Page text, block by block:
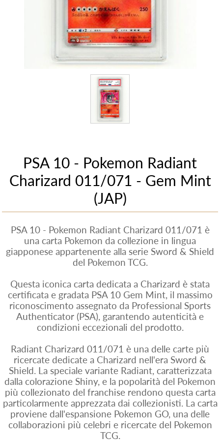
PSA 10 - Pokemon Radiant
Charizard 011/071 - Gem Mint
(JAP)
PSA 10 - Pokemon Radiant Charizard 011/071 è
una carta Pokemon da collezione in lingua
giapponese appartenente alla serie Sword & Shield
del Pokemon TCG.
Questa iconica carta dedicata a Charizard è stata
certificata e gradata PSA 10 Gem Mint, il massimo
riconoscimento assegnato da Professional Sports
Authenticator (PSA), garantendo autenticità e
condizioni eccezionali del prodotto.
Radiant Charizard 011/071 è una delle carte più
ricercate dedicate a Charizard nell'era Sword &
Shield. La speciale variante Radiant, caratterizzata
dalla colorazione Shiny, e la popolarità del Pokemon
più collezionato del franchise rendono questa carta
particolarmente apprezzata dai collezionisti. La carta
proviene dall'espansione Pokemon GO, una delle
collaborazioni più celebri e ricercate del Pokemon
TCG.